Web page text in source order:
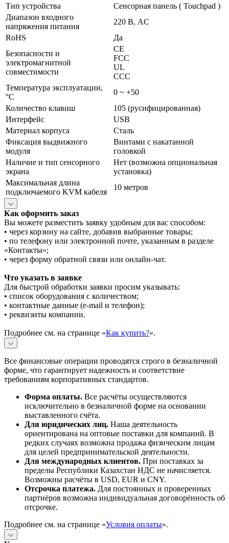
Тип устройства
Сенсорная панель ( Touchpad )
Диапазон входного
напряжения питания
220 В, AC
RoHS
Да
Безопасности и
электромагнитной
совместимости
CE
FCC
UL
CСС
Температура эксплуатации,
°C
0 ~ +50
Количество клавиш
105 (русифицированная)
Интерфейс
USB
Материал корпуса
Сталь
Фиксация выдвижного
модуля
Винтами с накатанной
головкой
Наличие и тип сенсорного
экрана
Нет (возможна опциональная
установка)
Максимальная длина
подключаемого KVM кабеля
10 метров
Как оформить заказ
Вы можете разместить заявку удобным для вас способом:
• через корзину на сайте, добавив выбранные товары;
• по телефону или электронной почте, указанным в разделе
«Контакты»;
• через форму обратной связи или онлайн-чат.
Что указать в заявке
Для быстрой обработки заявки просим указывать:
• список оборудования с количеством;
• контактные данные (e-mail и телефон);
• реквизиты компании.
Подробнее см. на странице «Как купить?».
Все финансовые операции проводятся строго в безналичной
форме, что гарантирует надежность и соответствие
требованиям корпоративных стандартов.
Форма оплаты. Все расчёты осуществляются
исключительно в безналичной форме на основании
выставленного счёта.
Для юридических лиц. Наша деятельность
ориентирована на оптовые поставки для компаний. В
редких случаях возможна продажа физическим лицам
для целей предпринимательской деятельности.
Для международных клиентов. При поставках за
пределы Республики Казахстан НДС не начисляется.
Возможны расчёты в USD, EUR и CNY.
Отсрочка платежа. Для постоянных и проверенных
партнёров возможна индивидуальная договорённость об
отсрочке.
Подробнее см. на странице «Условия оплаты».